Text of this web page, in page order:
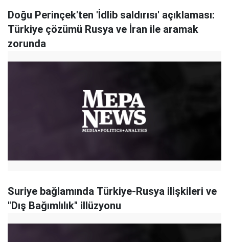
Doğu Perinçek'ten 'İdlib saldırısı' açıklaması:
Türkiye çözümü Rusya ve İran ile aramak
zorunda
Suriye bağlamında Türkiye-Rusya ilişkileri ve
"Dış Bağımlılık" illüzyonu